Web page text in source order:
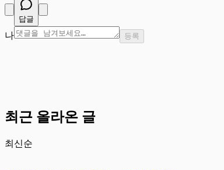
답글
나 등록
최근 올라온 글
최신순